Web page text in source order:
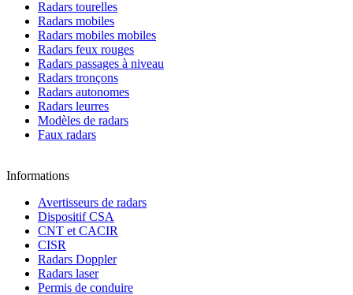
Radars tourelles
Radars mobiles
Radars mobiles mobiles
Radars feux rouges
Radars passages à niveau
Radars tronçons
Radars autonomes
Radars leurres
Modèles de radars
Faux radars
Informations
Avertisseurs de radars
Dispositif CSA
CNT et CACIR
CISR
Radars Doppler
Radars laser
Permis de conduire